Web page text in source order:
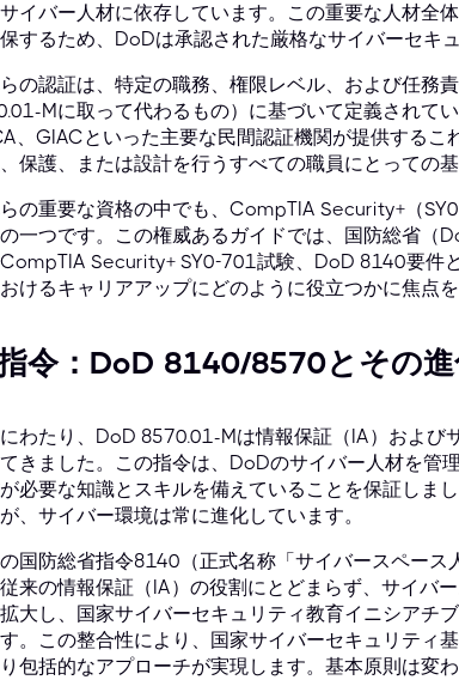
イバー人材に依存しています。この重要な人材全
するため、DoDは承認された厳格なサイバーセキ
の認証は、特定の職務、権限レベル、および任務
Mに取って代わるもの）に基づいて定義されて
、GIACといった主要な民間認証機関が提供するこ
保護、または設計を行うすべての職員にとっての
の重要な資格の中でも、CompTIA Security+（
一つです。この権威あるガイドでは、国防総省（
Security+ SY0-701試験、DoD 8140要件
けるキャリアアップにどのように役立つかに焦点を
令：DoD 8140/8570とその進
わたり、DoD 8570.01-Mは情報保証（IA）および
きました。この指令は、DoDのサイバー人材を管
必要な知識とスキルを備えていることを保証しま
、サイバー環境は常に進化しています。
国防総省指令8140（正式名称「サイバースペース
来の情報保証（IA）の役割にとどまらず、サイバ
大し、国家サイバーセキュリティ教育イニシアチ
。この整合性により、国家サイバーセキュリティ
包括的なアプローチが実現します。基本原則は変